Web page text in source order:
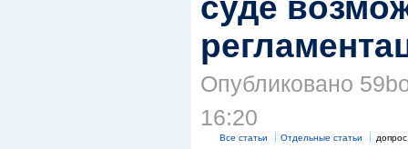
Опубликовано
16:20
Все статьи Отдельные статьи допрос